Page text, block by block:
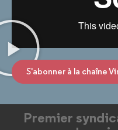
S'abonner à la chaîne
Premier